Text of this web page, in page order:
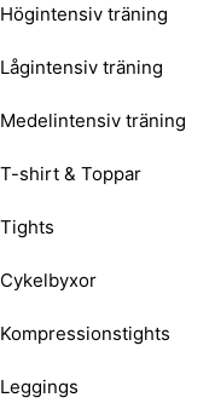
Högintensiv träning
Lågintensiv träning
Medelintensiv träning
T-shirt & Toppar
Tights
Cykelbyxor
Kompressionstights
Leggings